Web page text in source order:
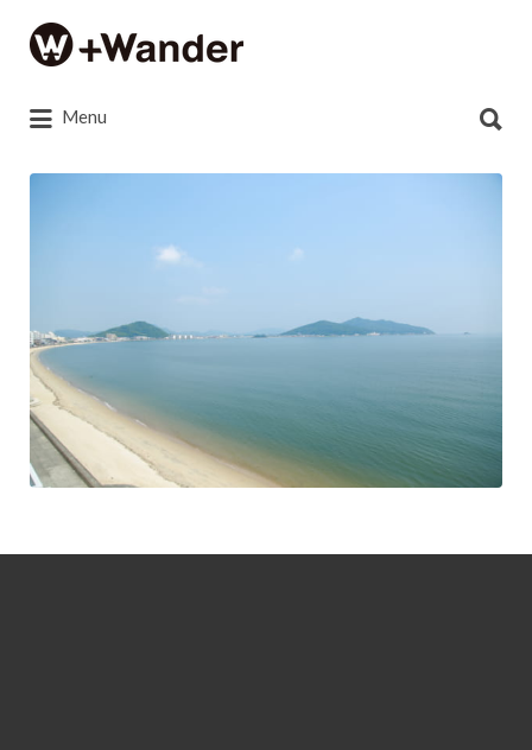
Search
for:
Menu
for: